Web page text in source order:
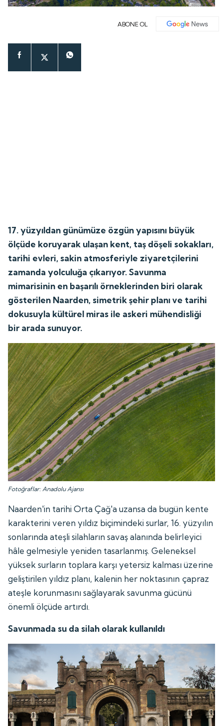
ABONE OL
17. yüzyıldan günümüze özgün yapısını büyük
ölçüde koruyarak ulaşan kent, taş döşeli sokakları,
tarihi evleri, sakin atmosferiyle ziyaretçilerini
zamanda yolculuğa çıkarıyor. Savunma
mimarisinin en başarılı örneklerinden biri olarak
gösterilen Naarden, simetrik şehir planı ve tarihi
dokusuyla kültürel miras ile askeri mühendisliği
bir arada sunuyor.
Fotoğraflar: Anadolu Ajansı
Naarden'in tarihi Orta Çağ'a uzansa da bugün kente
karakterini veren yıldız biçimindeki surlar, 16. yüzyılın
sonlarında ateşli silahların savaş alanında belirleyici
hâle gelmesiyle yeniden tasarlanmış. Geleneksel
yüksek surların toplara karşı yetersiz kalması üzerine
geliştirilen yıldız planı, kalenin her noktasının çapraz
ateşle korunmasını sağlayarak savunma gücünü
önemli ölçüde artırdı.
Savunmada su da silah olarak kullanıldı